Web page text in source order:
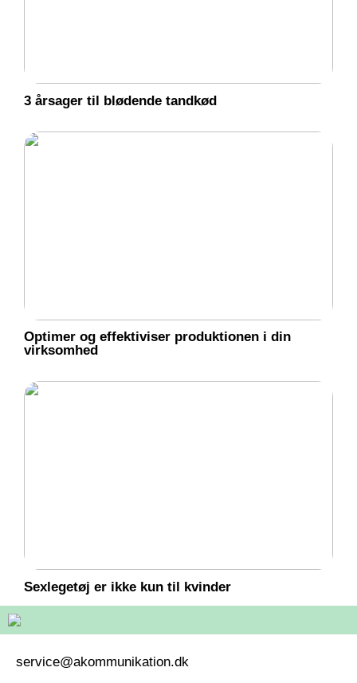
3 årsager til blødende tandkød
Optimer og effektiviser produktionen i din
virksomhed
Sexlegetøj er ikke kun til kvinder
service@akommunikation.dk